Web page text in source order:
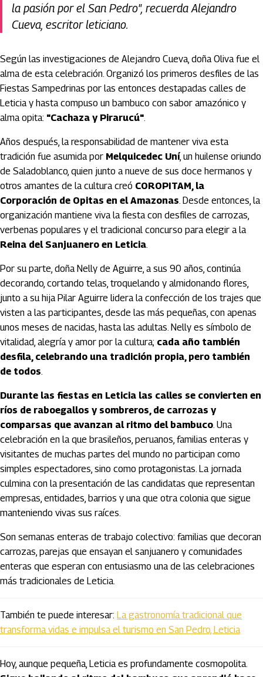
la pasión por el San Pedro", recuerda Alejandro
Cueva, escritor leticiano.
Según las investigaciones de Alejandro Cueva, doña Oliva fue el
alma de esta celebración. Organizó los primeros desfiles de las
Fiestas Sampedrinas por las entonces destapadas calles de
Leticia y hasta compuso un bambuco con sabor amazónico y
alma opita: "Cachaza y Pirarucú".
Años después, la responsabilidad de mantener viva esta
tradición fue asumida por Melquicedec Uní, un huilense oriundo
de Saladoblanco, quien junto a nueve de sus doce hermanos y
otros amantes de la cultura creó COROPITAM, la
Corporación de Opitas en el Amazonas. Desde entonces, la
organización mantiene viva la fiesta con desfiles de carrozas,
verbenas populares y el tradicional concurso para elegir a la
Reina del Sanjuanero en Leticia.
Por su parte, doña Nelly de Aguirre, a sus 90 años, continúa
decorando, cortando telas, troquelando y almidonando flores,
junto a su hija Pilar Aguirre lidera la confección de los trajes que
visten a las participantes, desde las más pequeñas, con apenas
unos meses de nacidas, hasta las adultas. Nelly es símbolo de
vitalidad, alegría y amor por la cultura; cada año también
desfila, celebrando una tradición propia, pero también
de todos.
Durante las fiestas en Leticia las calles se convierten en
ríos de raboegallos y sombreros, de carrozas y
comparsas que avanzan al ritmo del bambuco. Una
celebración en la que brasileños, peruanos, familias enteras y
visitantes de muchas partes del mundo no participan como
simples espectadores, sino como protagonistas. La jornada
culmina con la presentación de las candidatas que representan
empresas, entidades, barrios y una que otra colonia que sigue
manteniendo vivas sus raíces.
Son semanas enteras de trabajo colectivo: familias que decoran
carrozas, parejas que ensayan el sanjuanero y comunidades
enteras que esperan con entusiasmo una de las celebraciones
más tradicionales de Leticia.
También te puede interesar: La gastronomía tradicional que
transforma vidas e impulsa el turismo en San Pedro, Leticia
Hoy, aunque pequeña, Leticia es profundamente cosmopolita.